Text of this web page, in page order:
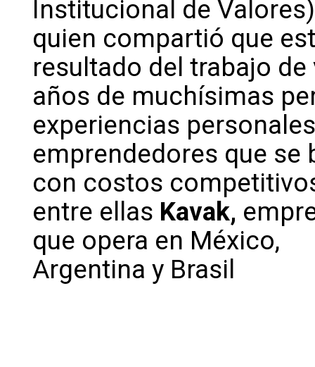
Institucional de Valores)
quien compartió que
resultado del trabajo de
años de muchísimas
experiencias
emprendedores que
con costos
entre ellas Kavak,
que opera en México,
Argentina y Brasil